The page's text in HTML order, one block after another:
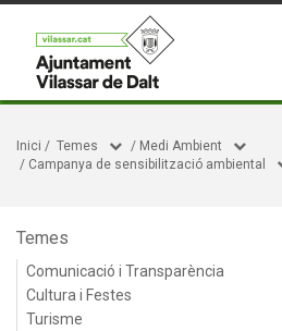
Inici / Temes / Medi Ambient
/ Campanya de sensibilització ambiental
Temes
Comunicació i Transparència
Cultura i Festes
Turisme